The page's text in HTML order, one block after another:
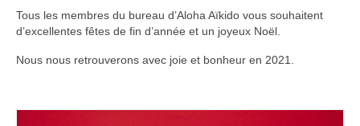
Les Grades
Jo Suburi
Tous les membres du bureau d’Aloha Aïkido vous souhaitent
d’excellentes fêtes de fin d’année et un joyeux Noël.
Nous nous retrouverons avec joie et bonheur en 2021.